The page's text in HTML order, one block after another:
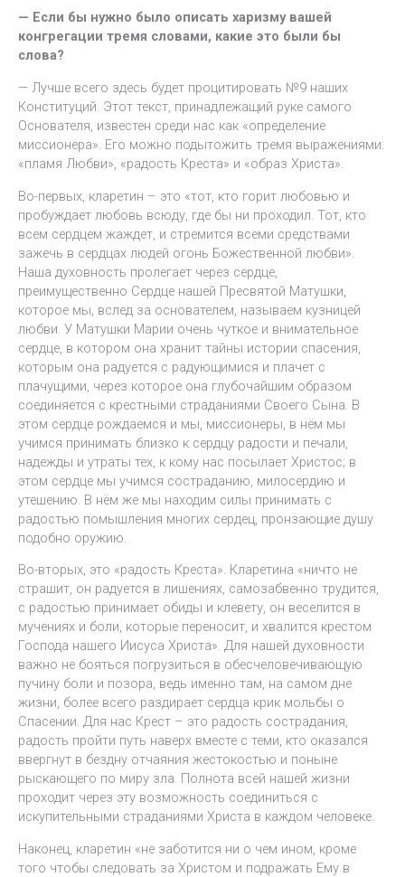
— Если бы нужно было описать харизму вашей
конгрегации тремя словами, какие это были бы
слова?
— Лучше всего здесь будет процитировать №9 наших
Конституций. Этот текст, принадлежащий руке самого
Основателя, известен среди нас как «определение
миссионера». Его можно подытожить тремя выражениями:
«пламя Любви», «радость Креста» и «образ Христа».
Во-первых, кларетин – это «тот, кто горит любовью и
пробуждает любовь всюду, где бы ни проходил. Тот, кто
всем сердцем жаждет, и стремится всеми средствами
зажечь в сердцах людей огонь Божественной любви».
Наша духовность пролегает через сердце,
преимущественно Сердце нашей Пресвятой Матушки,
которое мы, вслед за основателем, называем кузницей
любви. У Матушки Марии очень чуткое и внимательное
сердце, в котором она хранит тайны истории спасения,
которым она радуется с радующимися и плачет с
плачущими, через которое она глубочайшим образом
соединяется с крестными страданиями Своего Сына. В
этом сердце рождаемся и мы, миссионеры, в нём мы
учимся принимать близко к сердцу радости и печали,
надежды и утраты тех, к кому нас посылает Христос; в
этом сердце мы учимся состраданию, милосердию и
утешению. В нём же мы находим силы принимать с
радостью помышления многих сердец, пронзающие душу
подобно оружию.
Во-вторых, это «радость Креста». Кларетина «ничто не
страшит, он радуется в лишениях, самозабвенно трудится,
с радостью принимает обиды и клевету, он веселится в
мучениях и боли, которые переносит, и хвалится крестом
Господа нашего Иисуса Христа». Для нашей духовности
важно не бояться погрузиться в обесчеловечивающую
пучину боли и позора, ведь именно там, на самом дне
жизни, более всего раздирает сердца крик мольбы о
Спасении. Для нас Крест – это радость сострадания,
радость пройти путь наверх вместе с теми, кто оказался
ввергнут в бездну отчаяния жестокостью и поныне
рыскающего по миру зла. Полнота всей нашей жизни
проходит через эту возможность соединиться с
искупительными страданиями Христа в каждом человеке.
Наконец, кларетин «не заботится ни о чем ином, кроме
того чтобы следовать за Христом и подражать Ему в